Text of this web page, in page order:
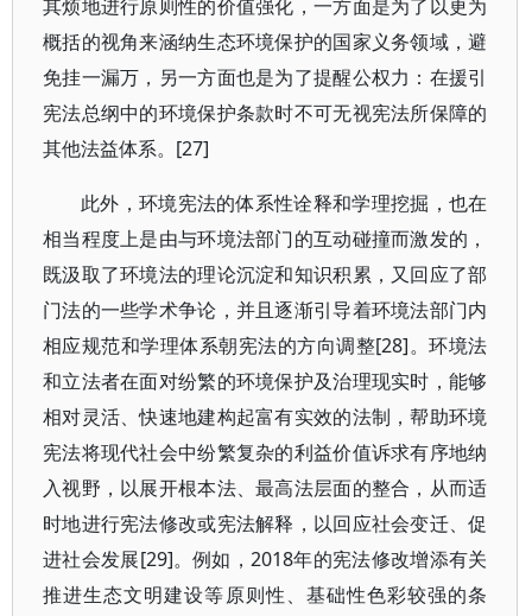
其烦地进行原则性的价值强化，一方面是为了以更为
概括的视角来涵纳生态环境保护的国家义务领域，避
免挂一漏万，另一方面也是为了提醒公权力：在援引
宪法总纲中的环境保护条款时不可无视宪法所保障的
其他法益体系。[27]
此外，环境宪法的体系性诠释和学理挖掘，也在
相当程度上是由与环境法部门的互动碰撞而激发的，
既汲取了环境法的理论沉淀和知识积累，又回应了部
门法的一些学术争论，并且逐渐引导着环境法部门内
相应规范和学理体系朝宪法的方向调整[28]。环境法
和立法者在面对纷繁的环境保护及治理现实时，能够
相对灵活、快速地建构起富有实效的法制，帮助环境
宪法将现代社会中纷繁复杂的利益价值诉求有序地纳
入视野，以展开根本法、最高法层面的整合，从而适
时地进行宪法修改或宪法解释，以回应社会变迁、促
进社会发展[29]。例如，2018年的宪法修改增添有关
推进生态文明建设等原则性、基础性色彩较强的条